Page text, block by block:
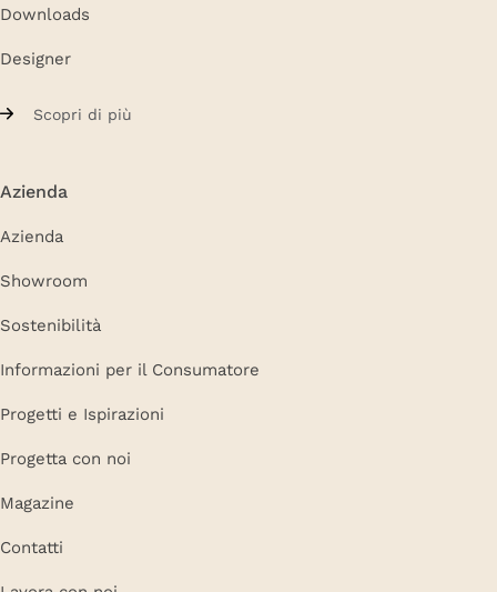
Downloads
Designer
Scopri di più
Azienda
Azienda
Showroom
Sostenibilità
Informazioni per il Consumatore
Progetti e Ispirazioni
Progetta con noi
Magazine
Contatti